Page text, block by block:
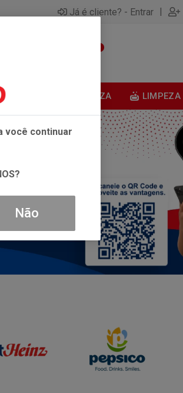
Já é cliente? - Entrar |
HIGIENE E BELEZA LIMPEZA
você continuar
Não